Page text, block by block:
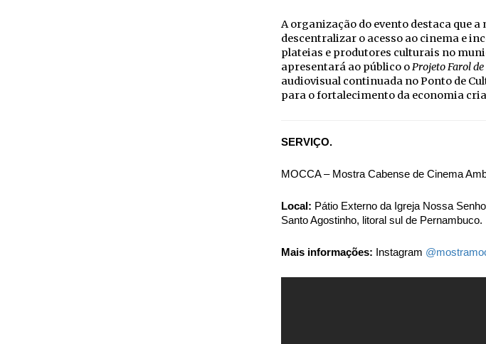
A organização do evento destaca que
descentralizar o acesso ao cinema e
plateias e produtores culturais no
apresentará ao público oProjeto Farol
audiovisual continuada no Ponto de
para o fortalecimento da economia
SERVIÇO.
MOCCA – Mostra Cabense de Cinema
Local: Pátio Externo da Igreja Nossa
Santo Agostinho, litoral sul de Pernambuco.
Mais informações: Instagram